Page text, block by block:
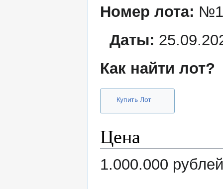
Номер лота:
Даты:
Как найти лот?
Купить Лот
Цена
1.000.000 рублей